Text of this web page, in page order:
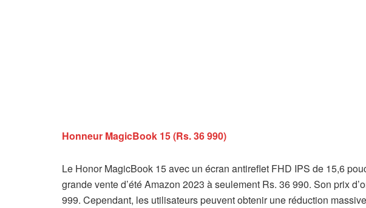
Honneur MagicBook 15 (Rs. 36 990)
Le Honor MagicBook 15 avec un écran antireflet FHD IPS de 15,6
grande vente d’été Amazon 2023 à seulement Rs. 36 990. Son prix
999. Cependant, les utilisateurs peuvent obtenir une réduction